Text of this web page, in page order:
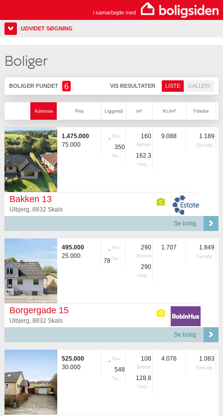
i samarbejde med
UDVIDET SØGNING
Boliger
BOLIGER FUNDET 6 VIS RESULTATER LISTE GALLERI
Adresse Pris Liggetid m² Kr./m² Ydelse
1.475.000
75.000
- Nuvær.
350
Samlet
160
Beboet
162.3
Vægtet
9.088 1.189
Ejerudg.
Bakken 13
Ulbjerg, 8832 Skals
Se bolig
495.000
25.000
- Nuvær.
78 Samlet
290
Beboet
290
Vægtet
1.707 1.849
Ejerudg.
Borgergade 15
Ulbjerg, 8832 Skals
Se bolig
525.000
30.000
- Nuvær.
548
Samlet
108
Beboet
128.8
Vægtet
4.076 1.083
Ejerudg.